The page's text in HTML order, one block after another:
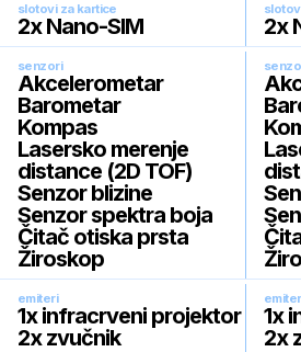
slotovi za kartice
2x Nano-SIM 2x
senzori
Akcelerometar
Barometar
Kompas
Lasersko merenje
distance (2D TOF)
Senzor blizine
Senzor spektra boja
Čitač otiska prsta
Žiroskop
emiteri
1x infracrveni projektor
2x zvučnik
1x
2x